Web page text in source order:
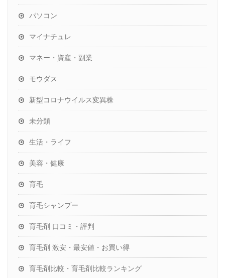
パソコン
マイナチュレ
マネー・資産・副業
モウダス
新型コロナウイルス変異株
未分類
生活・ライフ
美容・健康
育毛
育毛シャンプー
育毛剤 口コミ・評判
育毛剤 激安・最安値・お買い得
育毛剤比較・育毛剤比較ランキング